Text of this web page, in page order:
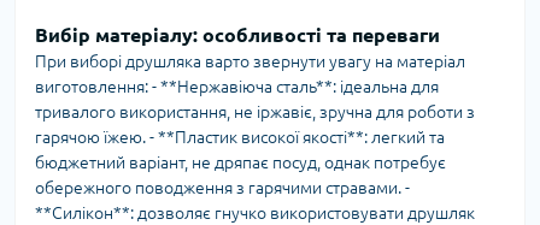
Вибір матеріалу: особливості та переваги
При виборі друшляка варто звернути увагу на матеріал
виготовлення: - **Нержавіюча сталь**: ідеальна для
тривалого використання, не іржавіє, зручна для роботи з
гарячою їжею. - **Пластик високої якості**: легкий та
бюджетний варіант, не дряпає посуд, однак потребує
обережного поводження з гарячими стравами. -
**Силікон**: дозволяє гнучко використовувати друшляк